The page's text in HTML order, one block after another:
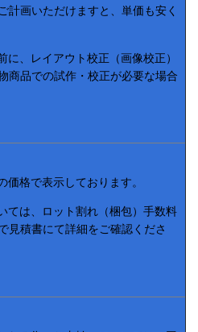
画いただけますと、単価も安く
、レイアウト校正（画像校正）
商品での試作・校正が必要な場合
格で表示しております。
ては、ロット割れ（梱包）手数料
見積書にて詳細をご確認くださ